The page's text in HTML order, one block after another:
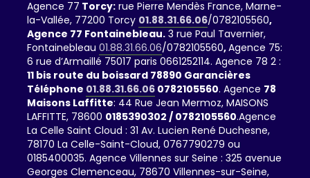
Agence 77 Torcy: rue Pierre Mendès France, Marne-
la-Vallée, 77200 Torcy 01.88.31.66.06/0782105560,
Agence 77 Fontainebleau. 3 rue Paul Tavernier,
Fontainebleau 01.88.31.66.06/0782105560,Agence 75:
6 rue d’Armaillé 75017 paris 0661252114. Agence 78 2 :
11 bis route du boissard 78890 Garancières
Téléphone 01.88.31.66.06 0782105560. Agence 78
Maisons Laffitte: 44 Rue Jean Mermoz, MAISONS
LAFFITTE, 78600 0185390302 / 0782105560.Agence
La Celle Saint Cloud : 31 Av. Lucien René Duchesne,
78170 La Celle-Saint-Cloud, 0767790279 ou
0185400035. Agence Villennes sur Seine : 325 avenue
Georges Clemenceau, 78670 Villennes-sur-Seine,